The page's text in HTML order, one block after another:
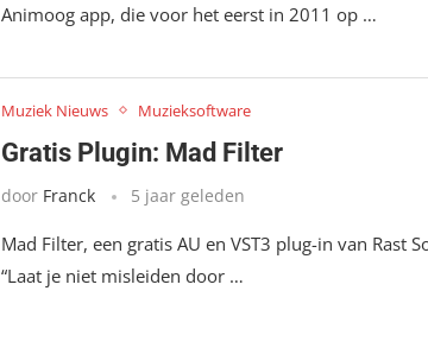
Animoog app, die voor het eerst in 2011 op …
Muziek Nieuws Muzieksoftware
Gratis Plugin: Mad Filter
door Franck 5 jaar geleden
Mad Filter, een gratis AU en VST3 plug-in van Rast
“Laat je niet misleiden door …